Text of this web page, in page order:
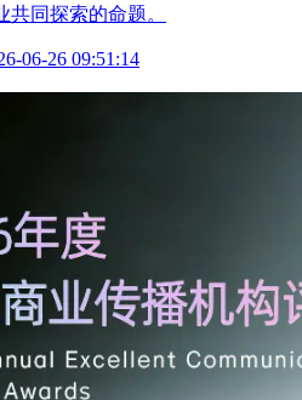
同探索的命题。
06-26 09:51:14